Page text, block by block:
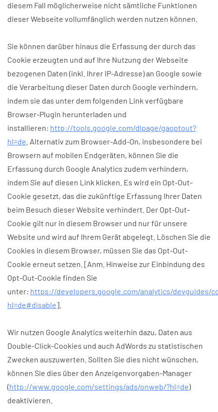
diesem Fall möglicherweise nicht sämtliche Funktionen
dieser Webseite vollumfänglich werden nutzen können.
Sie können darüber hinaus die Erfassung der durch das
Cookie erzeugten und auf Ihre Nutzung der Webseite
bezogenen Daten (inkl. Ihrer IP-Adresse) an Google sowie
die Verarbeitung dieser Daten durch Google verhindern,
indem sie das unter dem folgenden Link verfügbare
Browser-Plugin herunterladen und
installieren: http://tools.google.com/dlpage/gaoptout?
hl=de . Alternativ zum Browser-Add-On, insbesondere bei
Browsern auf mobilen Endgeräten, können Sie die
Erfassung durch Google Analytics zudem verhindern,
indem Sie auf diesen Link klicken. Es wird ein Opt-Out-
Cookie gesetzt, das die zukünftige Erfassung Ihrer Daten
beim Besuch dieser Website verhindert. Der Opt-Out-
Cookie gilt nur in diesem Browser und nur für unsere
Website und wird auf Ihrem Gerät abgelegt. Löschen Sie die
Cookies in diesem Browser, müssen Sie das Opt-Out-
Cookie erneut setzen. [Anm. Hinweise zur Einbindung des
Opt-Out-Cookie finden Sie
unter: https://developers.google.com/analytics/devguides/
hl=de#disable].
Wir nutzen Google Analytics weiterhin dazu, Daten aus
Double-Click-Cookies und auch AdWords zu statistischen
Zwecken auszuwerten. Sollten Sie dies nicht wünschen,
können Sie dies über den Anzeigenvorgaben-Manager
(http://www.google.com/settings/ads/onweb/?hl=de)
deaktivieren.